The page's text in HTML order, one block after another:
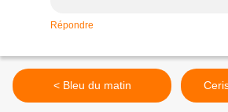
Répondre
< Bleu du matin